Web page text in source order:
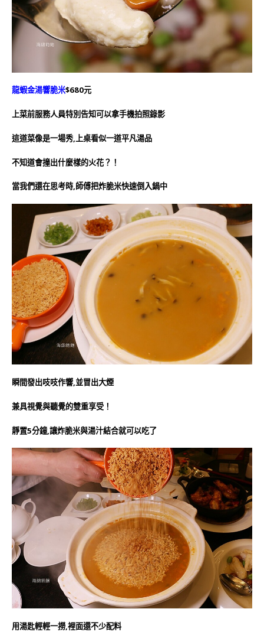
龍蝦金湯響脆米$680元
上菜前服務人員特別告知可以拿手機拍照錄影
這道菜像是一場秀,上桌看似一道平凡湯品
不知道會撞出什麼樣的火花？！
當我們還在思考時,師傅把炸脆米快速倒入鍋中
瞬間發出吱吱作響,並冒出大煙
兼具視覺與聽覺的雙重享受！
靜置5分鐘,讓炸脆米與湯汁結合就可以吃了
用湯匙輕輕一撈,裡面還不少配料